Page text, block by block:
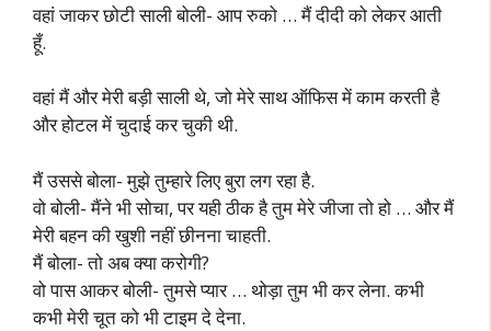
वहां जाकर छोटी साली बोली- आप रुको … मैं दीदी को लेकर आती
हूँ.
वहां मैं और मेरी बड़ी साली थे, जो मेरे साथ ऑफिस में काम करती है
और होटल में चुदाई कर चुकी थी.
मैं उससे बोला- मुझे तुम्हारे लिए बुरा लग रहा है.
वो बोली- मैंने भी सोचा, पर यही ठीक है तुम मेरे जीजा तो हो … और मैं
मेरी बहन की खुशी नहीं छीनना चाहती.
मैं बोला- तो अब क्या करोगी?
वो पास आकर बोली- तुमसे प्यार … थोड़ा तुम भी कर लेना. कभी
कभी मेरी चूत को भी टाइम दे देना.